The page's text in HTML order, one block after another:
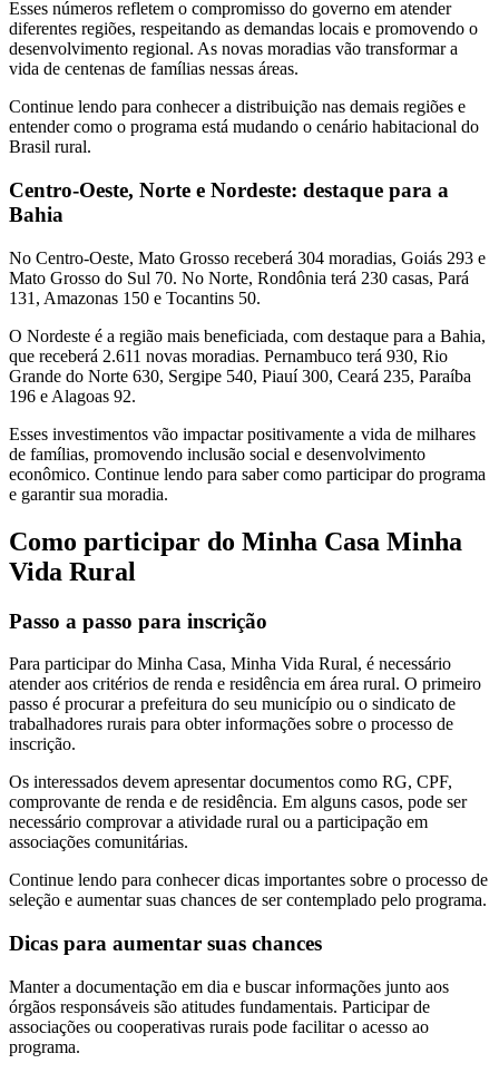
Esses números refletem o compromisso do governo em atender
diferentes regiões, respeitando as demandas locais e promovendo o
desenvolvimento regional. As novas moradias vão transformar a
vida de centenas de famílias nessas áreas.
Continue lendo para conhecer a distribuição nas demais regiões e
entender como o programa está mudando o cenário habitacional do
Brasil rural.
Centro-Oeste, Norte e Nordeste: destaque para a
Bahia
No Centro-Oeste, Mato Grosso receberá 304 moradias, Goiás 293 e
Mato Grosso do Sul 70. No Norte, Rondônia terá 230 casas, Pará
131, Amazonas 150 e Tocantins 50.
O Nordeste é a região mais beneficiada, com destaque para a Bahia,
que receberá 2.611 novas moradias. Pernambuco terá 930, Rio
Grande do Norte 630, Sergipe 540, Piauí 300, Ceará 235, Paraíba
196 e Alagoas 92.
Esses investimentos vão impactar positivamente a vida de milhares
de famílias, promovendo inclusão social e desenvolvimento
econômico. Continue lendo para saber como participar do programa
e garantir sua moradia.
Como participar do Minha Casa Minha
Vida Rural
Passo a passo para inscrição
Para participar do Minha Casa, Minha Vida Rural, é necessário
atender aos critérios de renda e residência em área rural. O primeiro
passo é procurar a prefeitura do seu município ou o sindicato de
trabalhadores rurais para obter informações sobre o processo de
inscrição.
Os interessados devem apresentar documentos como RG, CPF,
comprovante de renda e de residência. Em alguns casos, pode ser
necessário comprovar a atividade rural ou a participação em
associações comunitárias.
Continue lendo para conhecer dicas importantes sobre o processo de
seleção e aumentar suas chances de ser contemplado pelo programa.
Dicas para aumentar suas chances
Manter a documentação em dia e buscar informações junto aos
órgãos responsáveis são atitudes fundamentais. Participar de
associações ou cooperativas rurais pode facilitar o acesso ao
programa.